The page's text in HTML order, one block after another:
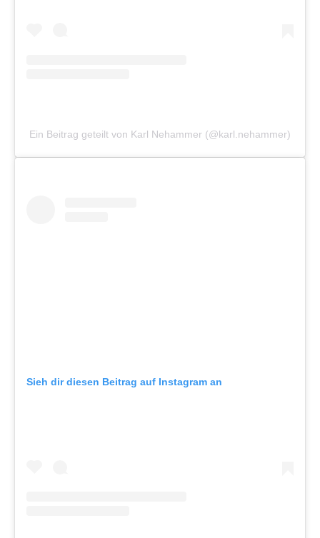
Ein Beitrag geteilt von Karl Nehammer (@karl.nehammer)
Sieh dir diesen Beitrag auf Instagram an